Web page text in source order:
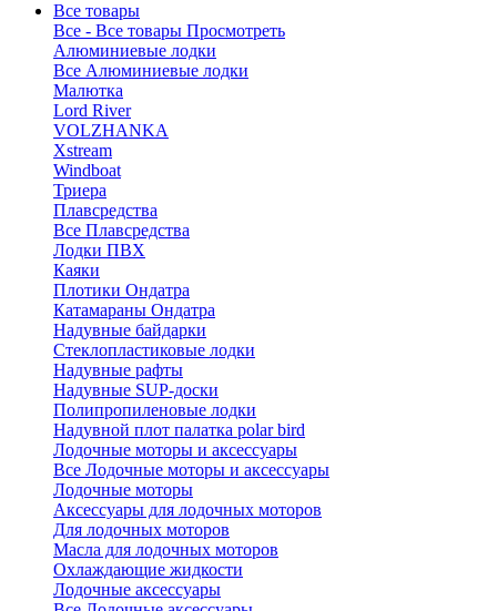
Все товары
Все - Все товары Просмотреть
Алюминиевые лодки
Все Алюминиевые лодки
Малютка
Lord River
VOLZHANKA
Xstream
Windboat
Триера
Плавсредства
Все Плавсредства
Лодки ПВХ
Каяки
Плотики Ондатра
Катамараны Ондатра
Надувные байдарки
Стеклопластиковые лодки
Надувные рафты
Надувные SUP-доски
Полипропиленовые лодки
Надувной плот палатка polar bird
Лодочные моторы и аксессуары
Все Лодочные моторы и аксессуары
Лодочные моторы
Аксессуары для лодочных моторов
Для лодочных моторов
Масла для лодочных моторов
Охлаждающие жидкости
Лодочные аксессуары